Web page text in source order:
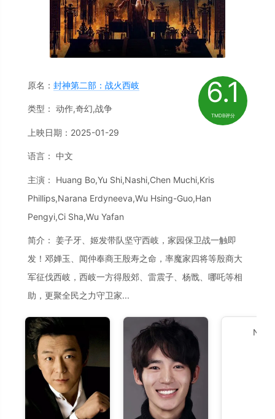
6.1
TMDB评分
原名： 封神第二部：战火西岐
类型： 动作,奇幻,战争
上映日期：2025-01-29
语言： 中文
主演： Huang Bo,Yu Shi,Nashi,Chen Muchi,Kris
Phillips,Narana Erdyneeva,Wu Hsing-Guo,Han
Pengyi,Ci Sha,Wu Yafan
简介： 姜子牙、姬发带队坚守西岐，家园保卫战一触即
发！邓婵玉、闻仲奉商王殷寿之命，率魔家四将等殷商大
军征伐西岐，西岐一方得殷郊、雷震子、杨戬、哪吒等相
助，更聚全民之力守卫家...
Nashi